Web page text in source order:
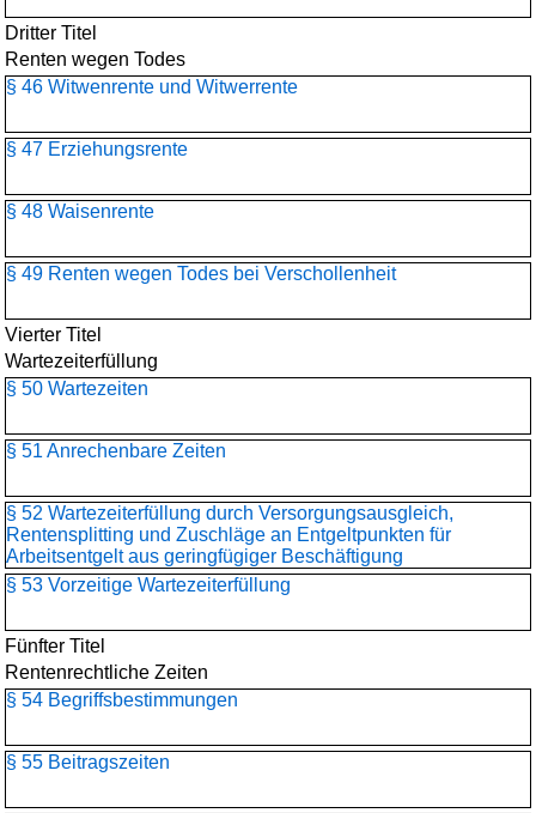
Dritter Titel
Renten wegen Todes
§ 46 Witwenrente und Witwerrente
§ 47 Erziehungsrente
§ 48 Waisenrente
§ 49 Renten wegen Todes bei Verschollenheit
Vierter Titel
Wartezeiterfüllung
§ 50 Wartezeiten
§ 51 Anrechenbare Zeiten
§ 52 Wartezeiterfüllung durch Versorgungsausgleich,
Rentensplitting und Zuschläge an Entgeltpunkten für
Arbeitsentgelt aus geringfügiger Beschäftigung
§ 53 Vorzeitige Wartezeiterfüllung
Fünfter Titel
Rentenrechtliche Zeiten
§ 54 Begriffsbestimmungen
§ 55 Beitragszeiten